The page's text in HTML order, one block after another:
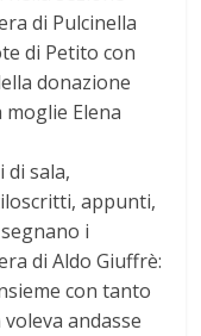
di Pulcinella
di Petito con
donazione
Elena
di sala,
appunti,
i
di Aldo Giuffrè:
con tanto
andasse